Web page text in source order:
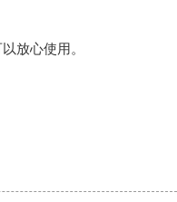
放心使用。